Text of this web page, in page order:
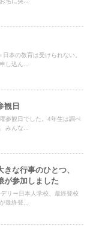
本の教育は受けられない。
し込ん...
観日
参観日でした。4年生は調べ
みんな...
な行事のひとつ、
が参加しました
リー日本人学校、最終登校
最終登...